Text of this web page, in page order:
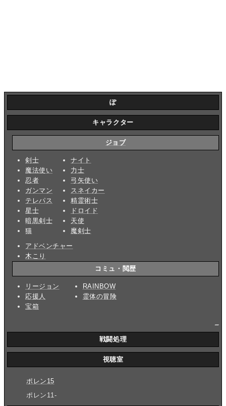
ぽ
キャラクター
ジョブ
剣士
魔法使い
忍者
ガンマン
テレパス
星士
暗黒剣士
猫
ナイト
力士
弓矢使い
スネイカー
精霊術士
ドロイド
天使
魔剣士
アドベンチャー
木こり
コミュ・閲歴
リージョン
応援人
宝箱
RAINBOW
霊体の冒険
戦闘処理
視聴室
ポレン15
ポレン11-